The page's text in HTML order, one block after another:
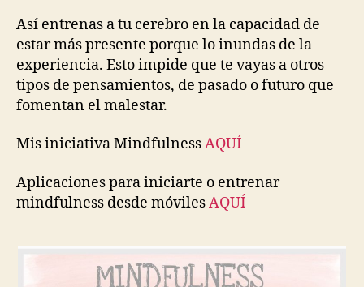
Así entrenas a tu cerebro en la capacidad de
estar más presente porque lo inundas de la
experiencia. Esto impide que te vayas a otros
tipos de pensamientos, de pasado o futuro que
fomentan el malestar.
Mis iniciativa MindfulnessAQUÍ
Aplicaciones para iniciarte o entrenar
mindfulness desde móvilesAQUÍ